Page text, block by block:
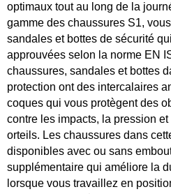
optimaux tout au long de la
gamme des chaussures S1,
sandales et bottes de sécurité
approuvées selon la norme EN
chaussures, sandales et bottes
protection ont des intercalaires
coques qui vous protègent des
contre les impacts, la pression
orteils. Les chaussures dans
disponibles avec ou sans
supplémentaire qui améliore la
lorsque vous travaillez en